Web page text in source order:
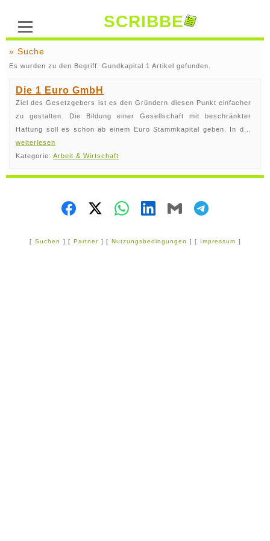
SCRIBBE
» Suche
Es wurden zu den Begriff: Gundkapital 1 Artikel gefunden.
Die 1 Euro GmbH
Ziel des Gesetzgebers ist es den Gründern diesen Punkt einfacher
zu gestalten. Die Bildung einer Gesellschaft mit beschränkter
Haftung soll es schon ab einem Euro Stammkapital geben. In d...
weiterlesen
Kategorie: Arbeit & Wirtschaft
[ Suchen ] [ Partner ] [ Nutzungsbedingungen ] [ Impressum ]